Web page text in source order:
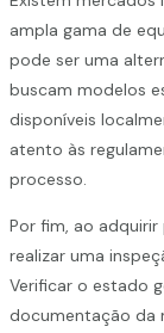
ampla gama de
pode ser uma
buscam modelos
disponíveis
atento às
processo.
Por fim, ao adquirir
realizar uma
Verificar o estado
documentação da